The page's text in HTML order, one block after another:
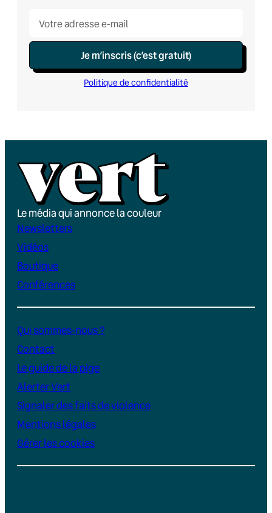
Je m’inscris (c’est gratuit)
Politique de confidentialité
Le média qui annonce la couleur
Newsletters
Vidéos
Boutique
Conférences
Qui sommes-nous ?
Contact
Le guide de la pige
Alerter Vert
Signaler des faits de violence
Mentions légales
Gérer les cookies